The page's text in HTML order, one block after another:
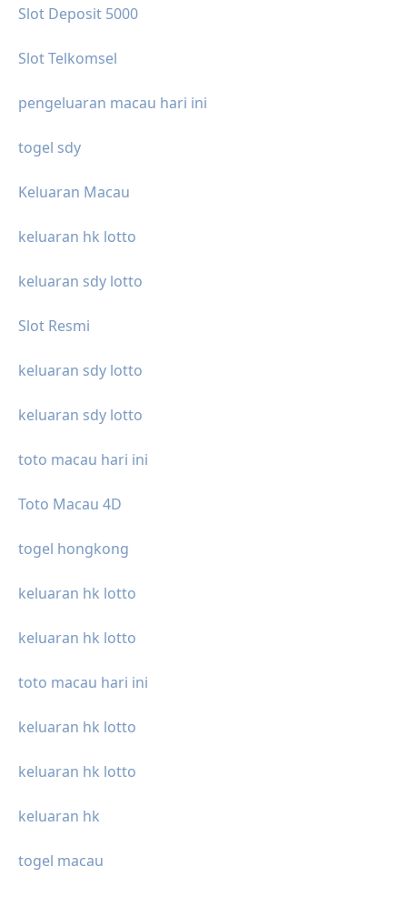
Slot Deposit 5000
Slot Telkomsel
pengeluaran macau hari ini
togel sdy
Keluaran Macau
keluaran hk lotto
keluaran sdy lotto
Slot Resmi
keluaran sdy lotto
keluaran sdy lotto
toto macau hari ini
Toto Macau 4D
togel hongkong
keluaran hk lotto
keluaran hk lotto
toto macau hari ini
keluaran hk lotto
keluaran hk lotto
keluaran hk
togel macau